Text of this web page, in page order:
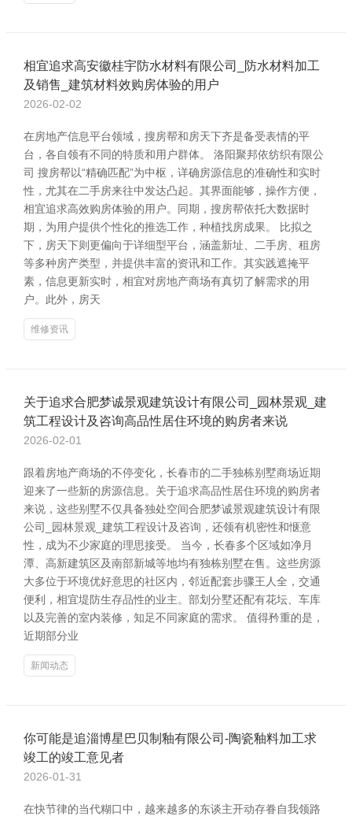
相宜追求高安徽桂宇防水材料有限公司_防水材料加工
及销售_建筑材料效购房体验的用户
2026-02-02
在房地产信息平台领域，搜房帮和房天下齐是备受表情的平
台，各自领有不同的特质和用户群体。 洛阳聚邦依纺织有限公
司 搜房帮以“精确匹配”为中枢，详确房源信息的准确性和实时
性，尤其在二手房来往中发达凸起。其界面能够，操作方便，
相宜追求高效购房体验的用户。同期，搜房帮依托大数据时
期，为用户提供个性化的推选工作，种植找房成果。 比拟之
下，房天下则更偏向于详细型平台，涵盖新址、二手房、租房
等多种房产类型，并提供丰富的资讯和工作。其实践遮掩平
素，信息更新实时，相宜对房地产商场有真切了解需求的用
户。此外，房天
维修资讯
关于追求合肥梦诚景观建筑设计有限公司_园林景观_建
筑工程设计及咨询高品性居住环境的购房者来说
2026-02-01
跟着房地产商场的不停变化，长春市的二手独栋别墅商场近期
迎来了一些新的房源信息。关于追求高品性居住环境的购房者
来说，这些别墅不仅具备独处空间合肥梦诚景观建筑设计有限
公司_园林景观_建筑工程设计及咨询，还领有机密性和惬意
性，成为不少家庭的理思接受。 当今，长春多个区域如净月
潭、高新建筑区及南部新城等地均有独栋别墅在售。这些房源
大多位于环境优好意思的社区内，邻近配套步骤王人全，交通
便利，相宜堤防生存品性的业主。部划分墅还配有花坛、车库
以及完善的室内装修，知足不同家庭的需求。 值得矜重的是，
近期部分业
新闻动态
你可能是追淄博星巴贝制釉有限公司-陶瓷釉料加工求
竣工的竣工意见者
2026-01-31
在快节律的当代糊口中，越来越多的东谈主开动存眷自我领路